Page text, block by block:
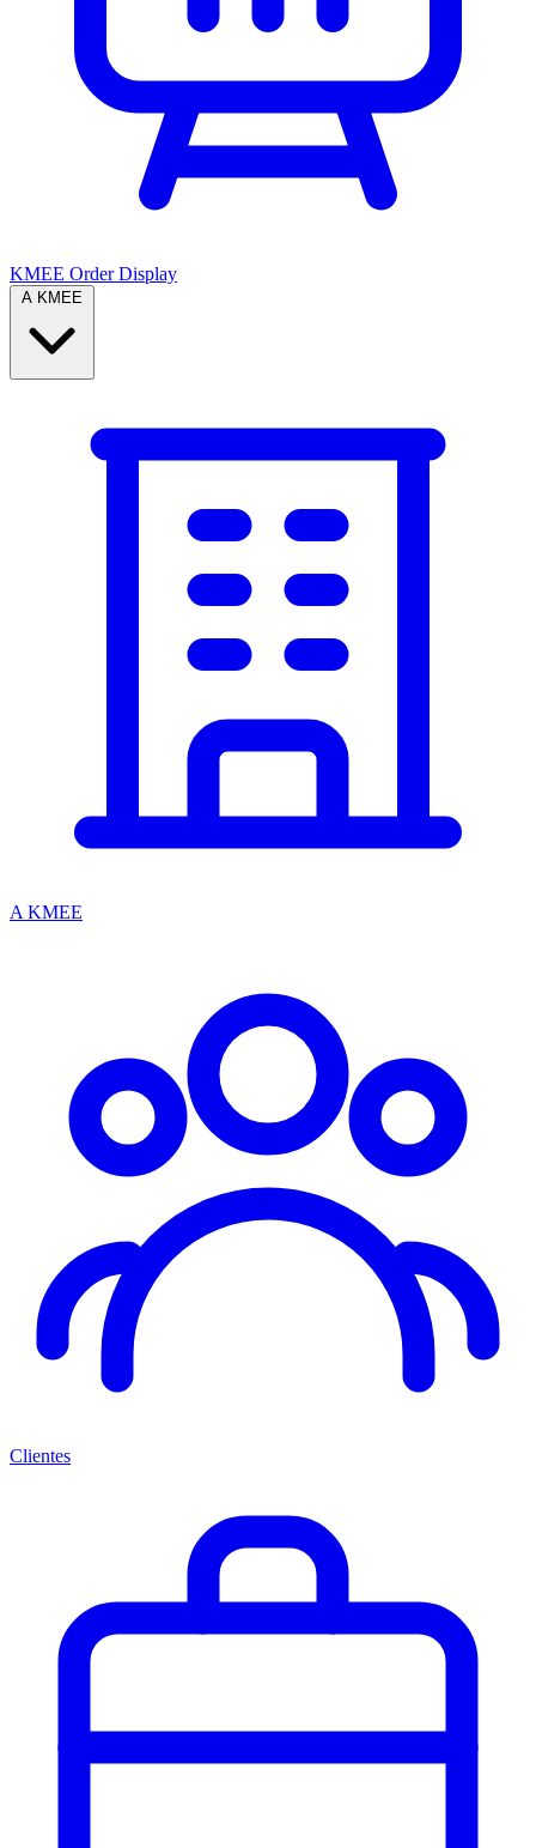
KMEE Order Display
A KMEE
Clientes